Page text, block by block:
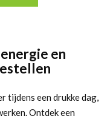
en
tijdens een drukke dag,
Ontdek een